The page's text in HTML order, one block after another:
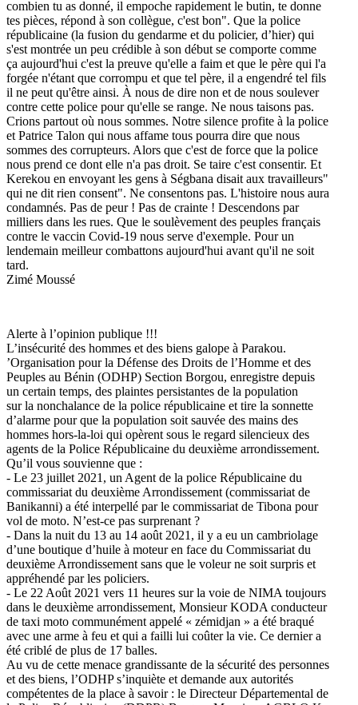
combien tu as donné, il empoche rapidement le butin, te donne
tes pièces, répond à son collègue, c'est bon". Que la police
républicaine (la fusion du gendarme et du policier, d’hier) qui
s'est montrée un peu crédible à son début se comporte comme
ça aujourd'hui c'est la preuve qu'elle a faim et que le père qui l'a
forgée n'étant que corrompu et que tel père, il a engendré tel fils
il ne peut qu'être ainsi. À nous de dire non et de nous soulever
contre cette police pour qu'elle se range. Ne nous taisons pas.
Crions partout où nous sommes. Notre silence profite à la police
et Patrice Talon qui nous affame tous pourra dire que nous
sommes des corrupteurs. Alors que c'est de force que la police
nous prend ce dont elle n'a pas droit. Se taire c'est consentir. Et
Kerekou en envoyant les gens à Ségbana disait aux travailleurs"
qui ne dit rien consent". Ne consentons pas. L'histoire nous aura
condamnés. Pas de peur ! Pas de crainte ! Descendons par
milliers dans les rues. Que le soulèvement des peuples français
contre le vaccin Covid-19 nous serve d'exemple. Pour un
lendemain meilleur combattons aujourd'hui avant qu'il ne soit
tard.
Zimé Moussé
Alerte à l’opinion publique !!!
L’insécurité des hommes et des biens galope à Parakou.
’Organisation pour la Défense des Droits de l’Homme et des
Peuples au Bénin (ODHP) Section Borgou, enregistre depuis
un certain temps, des plaintes persistantes de la population
sur la nonchalance de la police républicaine et tire la sonnette
d’alarme pour que la population soit sauvée des mains des
hommes hors-la-loi qui opèrent sous le regard silencieux des
agents de la Police Républicaine du deuxième arrondissement.
Qu’il vous souvienne que :
- Le 23 juillet 2021, un Agent de la police Républicaine du
commissariat du deuxième Arrondissement (commissariat de
Banikanni) a été interpellé par le commissariat de Tibona pour
vol de moto. N’est-ce pas surprenant ?
- Dans la nuit du 13 au 14 août 2021, il y a eu un cambriolage
d’une boutique d’huile à moteur en face du Commissariat du
deuxième Arrondissement sans que le voleur ne soit surpris et
appréhendé par les policiers.
- Le 22 Août 2021 vers 11 heures sur la voie de NIMA toujours
dans le deuxième arrondissement, Monsieur KODA conducteur
de taxi moto communément appelé « zémidjan » a été braqué
avec une arme à feu et qui a failli lui coûter la vie. Ce dernier a
été criblé de plus de 17 balles.
Au vu de cette menace grandissante de la sécurité des personnes
et des biens, l’ODHP s’inquiète et demande aux autorités
compétentes de la place à savoir : le Directeur Départemental de